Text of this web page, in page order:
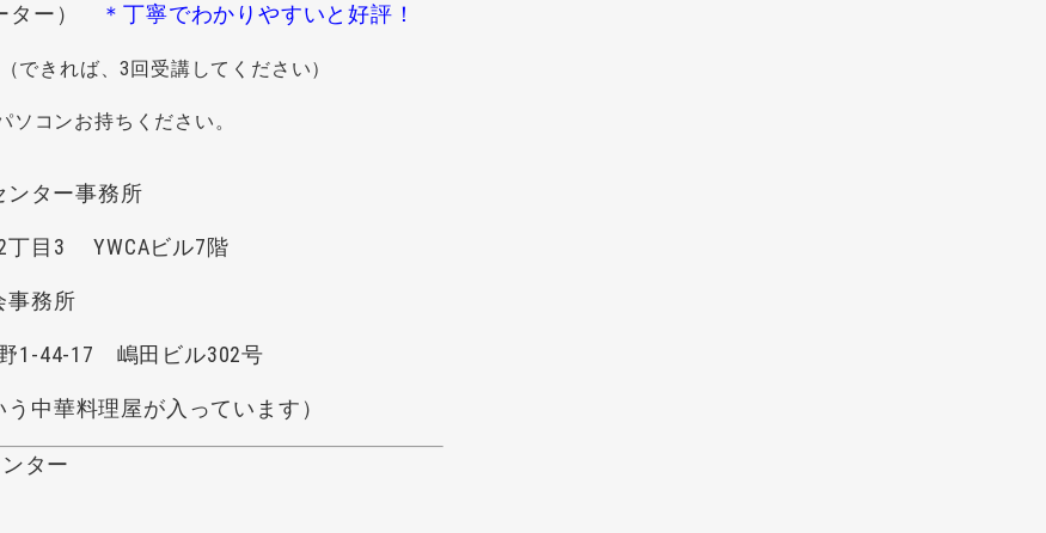
ター） ＊丁寧でわかりやすいと好評！
できれば、3回受講してください）
コンお持ちください。
ター事務所
YWCAビル7階
務所
嶋田ビル302号
屋が入っています）
ター